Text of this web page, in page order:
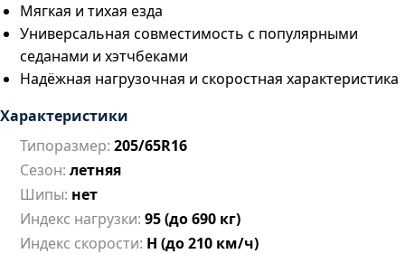
Мягкая и тихая езда
Универсальная совместимость с популярными
седанами и хэтчбеками
Надёжная нагрузочная и скоростная характеристика
Характеристики
Типоразмер: 205/65R16
Сезон: летняя
Шипы: нет
Индекс нагрузки: 95 (до 690 кг)
Индекс скорости: H (до 210 км/ч)